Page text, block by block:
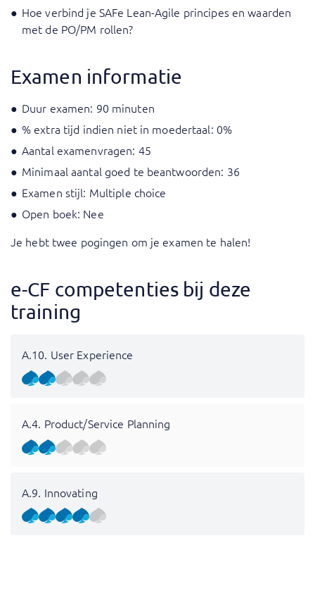
Hoe verbind je SAFe Lean-Agile principes en waarden
met de PO/PM rollen?
Examen informatie
Duur examen: 90 minuten
% extra tijd indien niet in moedertaal: 0%
Aantal examenvragen: 45
Minimaal aantal goed te beantwoorden: 36
Examen stijl: Multiple choice
Open boek: Nee
Je hebt twee pogingen om je examen te halen!
e-CF competenties bij deze
training
A.10. User Experience
A.4. Product/Service Planning
A.9. Innovating